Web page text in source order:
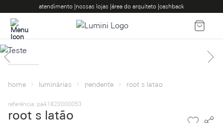
atendimento |nossas lojas |área do arquiteto |cashback
home luminárias pendente root s latao
referência: pa41820000053
root s latão